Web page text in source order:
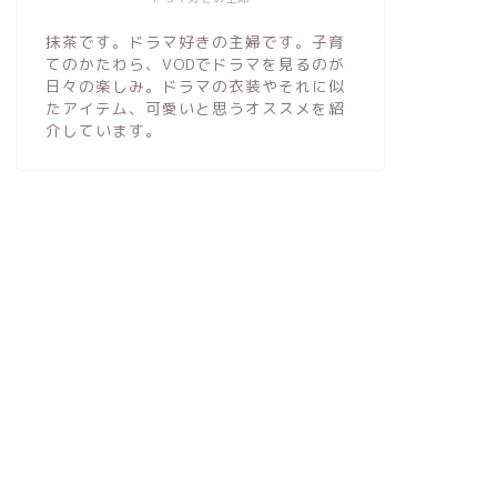
抹茶です。ドラマ好きの主婦です。子育
てのかたわら、VODでドラマを見るのが
日々の楽しみ。ドラマの衣装やそれに似
たアイテム、可愛いと思うオススメを紹
介しています。